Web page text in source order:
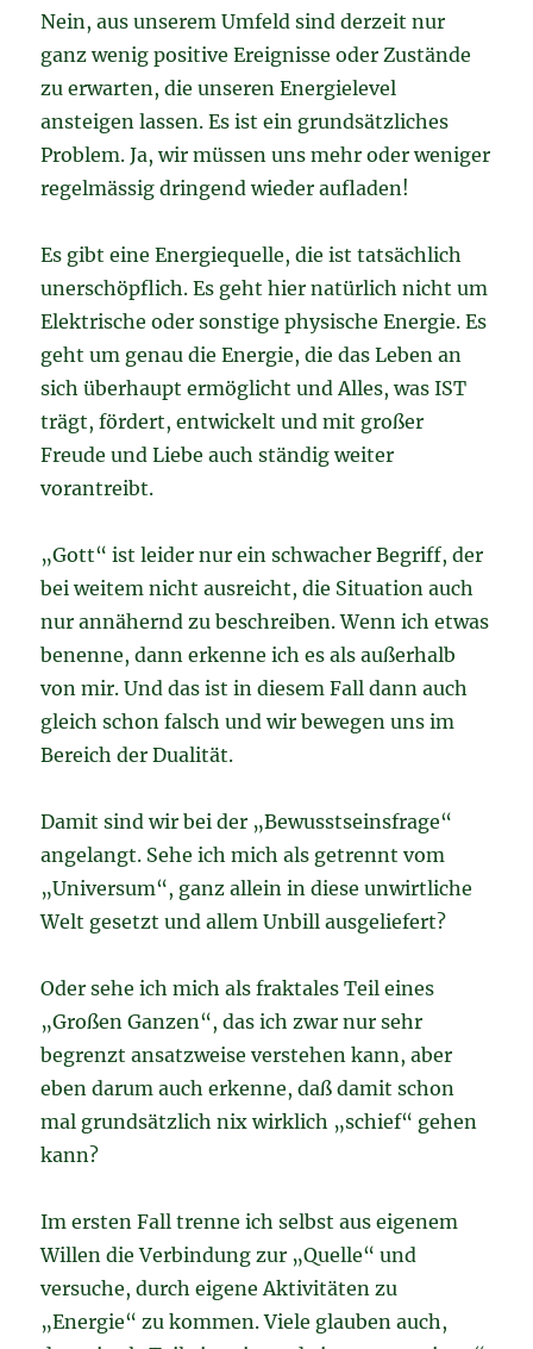
Nein, aus unserem Umfeld sind derzeit nur
ganz wenig positive Ereignisse oder Zustände
zu erwarten, die unseren Energielevel
ansteigen lassen. Es ist ein grundsätzliches
Problem. Ja, wir müssen uns mehr oder weniger
regelmässig dringend wieder aufladen!
Es gibt eine Energiequelle, die ist tatsächlich
unerschöpflich. Es geht hier natürlich nicht um
Elektrische oder sonstige physische Energie. Es
geht um genau die Energie, die das Leben an
sich überhaupt ermöglicht und Alles, was IST
trägt, fördert, entwickelt und mit großer
Freude und Liebe auch ständig weiter
vorantreibt.
„Gott“ ist leider nur ein schwacher Begriff, der
bei weitem nicht ausreicht, die Situation auch
nur annähernd zu beschreiben. Wenn ich etwas
benenne, dann erkenne ich es als außerhalb
von mir. Und das ist in diesem Fall dann auch
gleich schon falsch und wir bewegen uns im
Bereich der Dualität.
Damit sind wir bei der „Bewusstseinsfrage“
angelangt. Sehe ich mich als getrennt vom
„Universum“, ganz allein in diese unwirtliche
Welt gesetzt und allem Unbill ausgeliefert?
Oder sehe ich mich als fraktales Teil eines
„Großen Ganzen“, das ich zwar nur sehr
begrenzt ansatzweise verstehen kann, aber
eben darum auch erkenne, daß damit schon
mal grundsätzlich nix wirklich „schief“ gehen
kann?
Im ersten Fall trenne ich selbst aus eigenem
Willen die Verbindung zur „Quelle“ und
versuche, durch eigene Aktivitäten zu
„Energie“ zu kommen. Viele glauben auch,